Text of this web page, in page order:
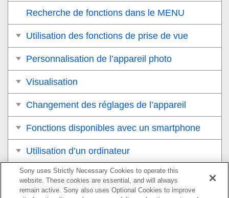
Recherche de fonctions dans le MENU
Utilisation des fonctions de prise de vue
Personnalisation de l’appareil photo
Visualisation
Changement des réglages de l’appareil
Fonctions disponibles avec un smartphone
Utilisation d’un ordinateur
Utilisation du service de cloud
Sony uses Strictly Necessary Cookies to operate this
website. These cookies are essential, and will always
remain active. Sony also uses Optional Cookies to improve